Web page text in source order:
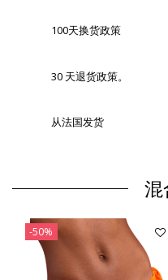
100天换货政策
30 天退货政策。
从法国发货
混
-50%